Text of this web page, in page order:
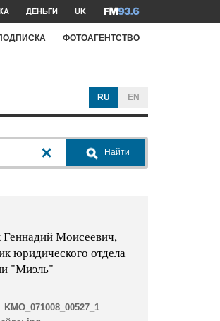
ДЕНЬГИ UK
ФОТОАГЕНТСТВО
RU EN
Найти
Геннадий Моисеевич,
юридического отдела
"Миэль"
KMO_071008_00527_1